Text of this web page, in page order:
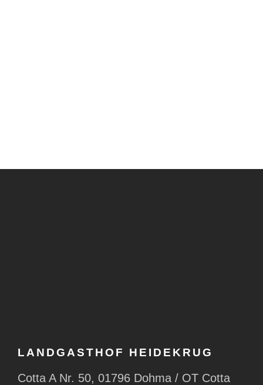
LANDGASTHOF HEIDEKRUG
Cotta A Nr. 50, 01796 Dohma / OT Cotta